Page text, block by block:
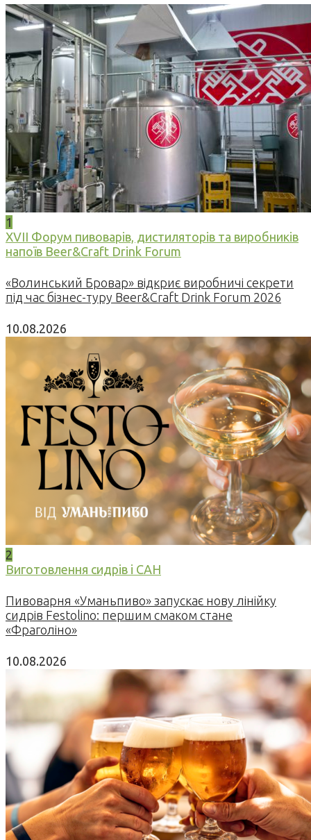
1
XVII Форум пивоварів, дистиляторів та виробників
напоїв Beer&Craft Drink Forum
«Волинський Бровар» відкриє виробничі секрети
під час бізнес-туру Beer&Craft Drink Forum 2026
10.08.2026
2
Виготовлення сидрів і САН
Пивоварня «Уманьпиво» запускає нову лінійку
сидрів Festolino: першим смаком стане
«Фраголіно»
10.08.2026